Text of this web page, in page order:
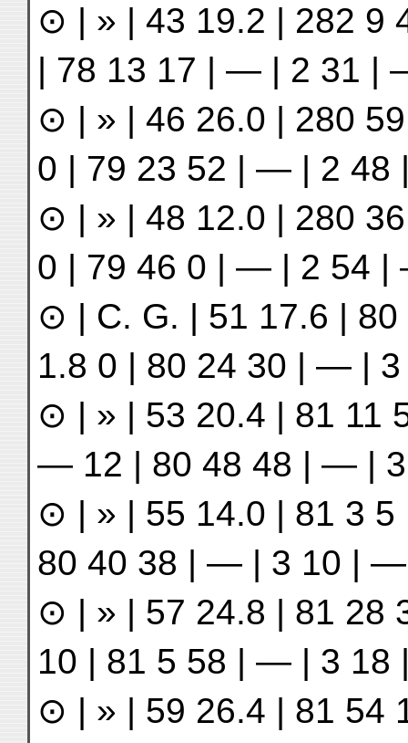
⊙ | » | 43 19.2 | 282
| 78 13 17 | — | 2 31 |
⊙ | » | 46 26.0 | 280
0 | 79 23 52 | — | 2 48
⊙ | » | 48 12.0 | 280
0 | 79 46 0 | — | 2 54 |
⊙ | C. G. | 51 17.6 |
1.8 0 | 80 24 30 | — |
⊙ | » | 53 20.4 | 81 11
— 12 | 80 48 48 | — |
⊙ | » | 55 14.0 | 81 3 5
80 40 38 | — | 3 10 | —
⊙ | » | 57 24.8 | 81 28
10 | 81 5 58 | — | 3 18
⊙ | » | 59 26.4 | 81 54